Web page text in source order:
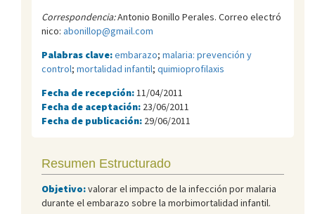
Correspondencia:Antonio Bonillo Perales. Correo electró
nico: abonillop@gmail.com
Palabras clave:embarazo; malaria: prevención y
control; mortalidad infantil; quimioprofilaxis
Fecha de recepción: 11/04/2011
Fecha de aceptación: 23/06/2011
Fecha de publicación: 29/06/2011
Resumen Estructurado
Objetivo:valorar el impacto de la infección por malaria
durante el embarazo sobre la morbimortalidad infantil.